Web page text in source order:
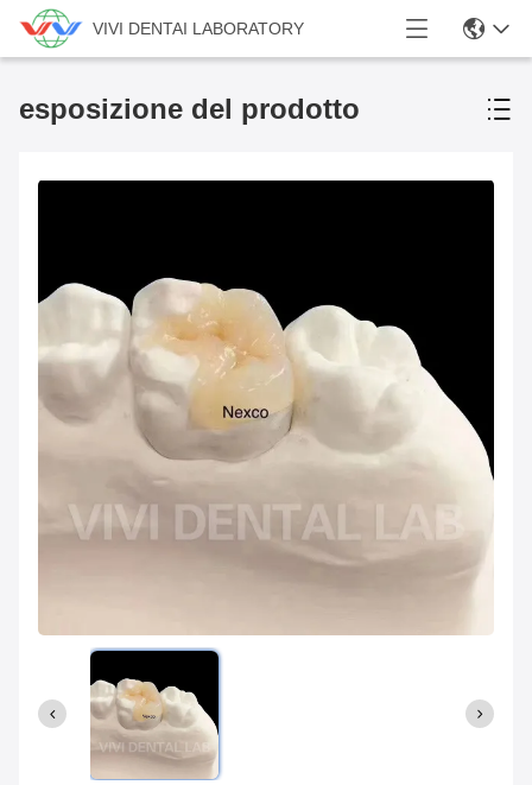
VIVI DENTAI LABORATORY
esposizione del prodotto